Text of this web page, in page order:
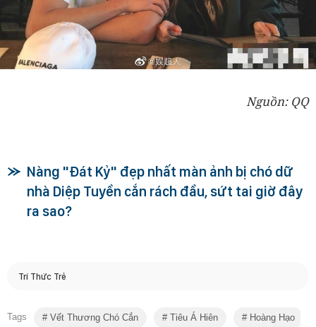
Nguồn: QQ
Nàng "Đát Kỷ" đẹp nhất màn ảnh bị chó dữ
nhà Diệp Tuyền cắn rách đầu, sứt tai giờ đây
ra sao?
Trí Thức Trẻ
Tags Vết Thương Chó Cắn Tiêu Á Hiên Hoàng Hạo